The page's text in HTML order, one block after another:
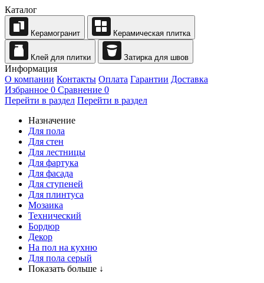
Каталог
Керамогранит Керамическая плитка
Клей для плитки Затирка для швов
Информация
О компании Контакты Оплата Гарантии Доставка
Избранное 0 Сравнение 0
Перейти в раздел Перейти в раздел
Назначение
Для пола
Для стен
Для лестницы
Для фартука
Для фасада
Для ступеней
Для плинтуса
Мозаика
Технический
Бордюр
Декор
На пол на кухню
Для пола серый
Показать больше ↓